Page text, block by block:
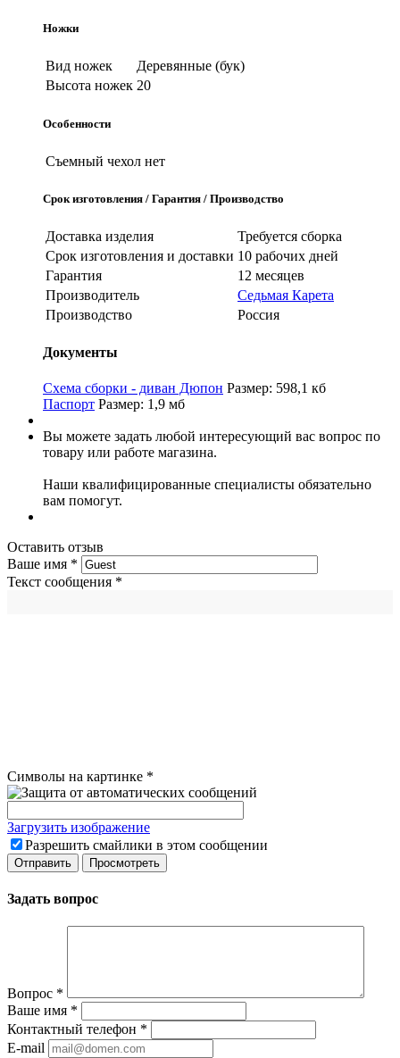
Ножки
Вид ножек
Деревянные (бук)
Высота ножек 20
Особенности
Съемный чехол нет
Срок изготовления / Гарантия / Производство
Доставка изделия
Требуется сборка
Срок изготовления и доставки 10 рабочих дней
Гарантия
12 месяцев
Производитель
Седьмая Карета
Производство
Россия
Документы
Схема сборки - диван Дюпон Размер: 598,1 кб
Паспорт Размер: 1,9 мб
Вы можете задать любой интересующий вас вопрос по
товару или работе магазина.
Наши квалифицированные специалисты обязательно
вам помогут.
Оставить отзыв
Ваше имя *
Текст сообщения *
Символы на картинке *
Загрузить изображение
Разрешить смайлики в этом сообщении
Задать вопрос
Вопрос *
Ваше имя *
Контактный телефон *
E-mail